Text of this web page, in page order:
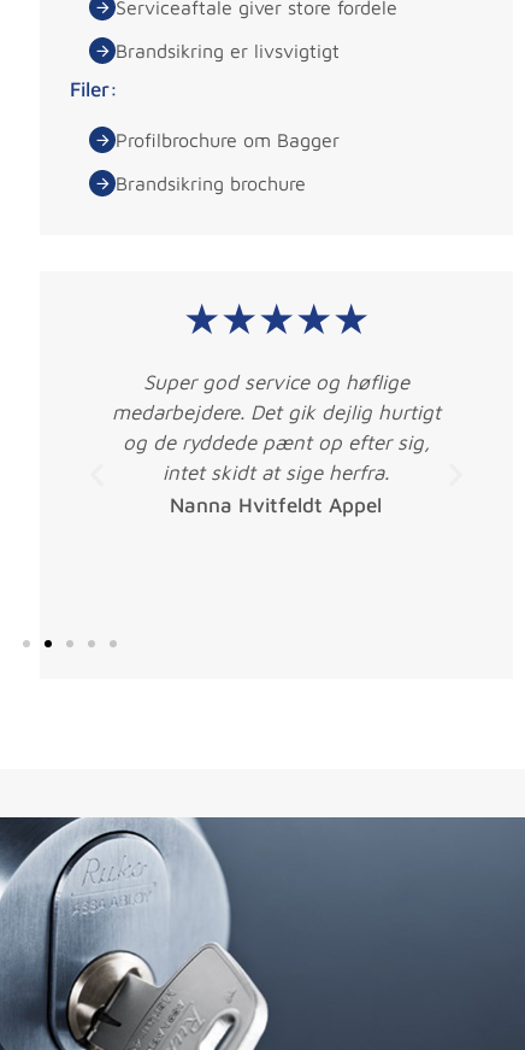
Serviceaftale giver store fordele
Brandsikring er livsvigtigt
Filer:
Profilbrochure om Bagger
Brandsikring brochure
★★★★★
Super god service og høflige
medarbejdere. Det gik dejlig hurtigt
og de ryddede pænt op efter sig,
intet skidt at sige herfra.
Nanna Hvitfeldt Appel